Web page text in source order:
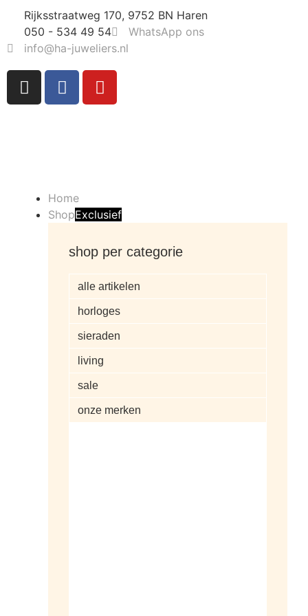
Rijksstraatweg 170, 9752 BN Haren
050 - 534 49 54
WhatsApp ons
info@ha-juweliers.nl
Home
ShopExclusief
shop per categorie
alle artikelen
horloges
sieraden
living
sale
onze merken